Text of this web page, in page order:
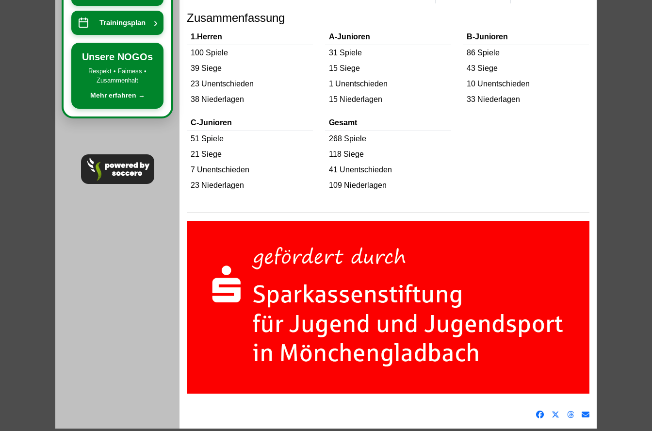
Trainingsplan ›
Unsere NOGOs
Respekt • Fairness •
Zusammenhalt
Mehr erfahren →
Zusammenfassung
1.Herren
100 Spiele
39 Siege
23 Unentschieden
38 Niederlagen
A-Junioren
31 Spiele
15 Siege
1 Unentschieden
15 Niederlagen
B-Junioren
86 Spiele
43 Siege
10 Unentschieden
33 Niederlagen
C-Junioren
51 Spiele
21 Siege
7 Unentschieden
23 Niederlagen
Gesamt
268 Spiele
118 Siege
41 Unentschieden
109 Niederlagen